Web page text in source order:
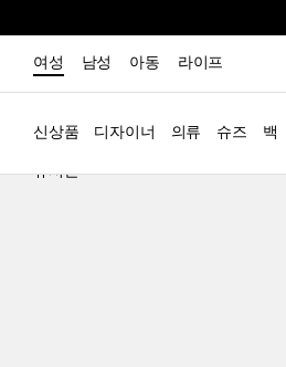
여성 남성 아동 라이프
신상품 디자이너 의류 슈즈 백
뉴시즌